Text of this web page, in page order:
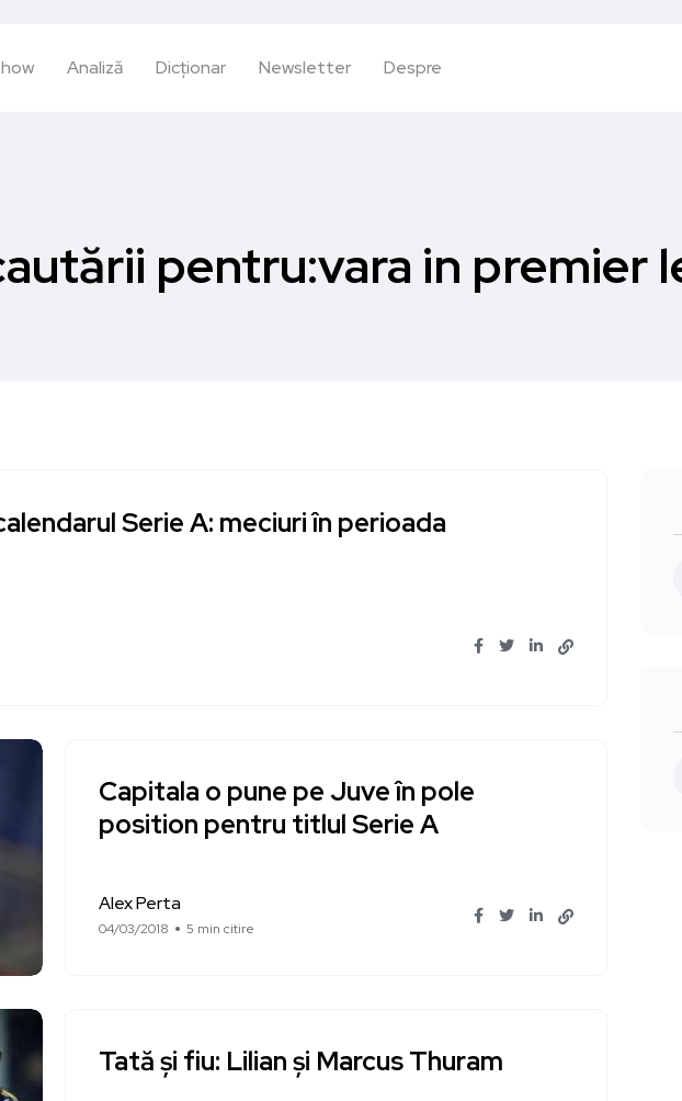
Analiză Dicționar Newsletter Despre
pentru:vara in premier
Serie A: meciuri în perioada
Capitala o pune pe Juve în pole
position pentru titlul Serie A
Alex Perta
04/03/2018 5 min citire
Tată și fiu: Lilian și Marcus Thuram